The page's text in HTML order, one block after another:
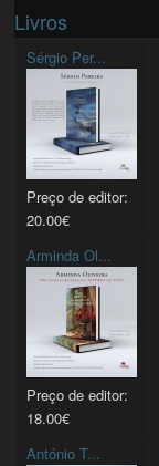
Livros
Sérgio Per...
Preço de editor:
20.00€
Arminda Ol...
Preço de editor:
18.00€
António T...